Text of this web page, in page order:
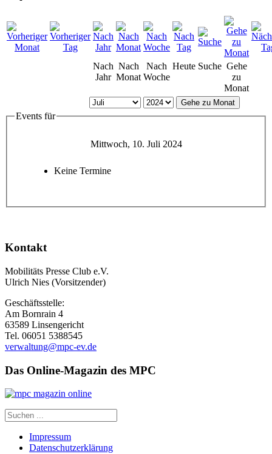
Nach
Jahr
Nach
Monat
Nach
Woche
Heute Suche Gehe
zu
Monat
Gehe zu Monat
Events für
Mittwoch, 10. Juli 2024
Keine Termine
Kontakt
Mobilitäts Presse Club e.V.
Ulrich Nies (Vorsitzender)
Geschäftsstelle:
Am Bornrain 4
63589 Linsengericht
Tel. 06051 5388545
verwaltung@mpc-ev.de
Das Online-Magazin des MPC
Impressum
Datenschutzerklärung